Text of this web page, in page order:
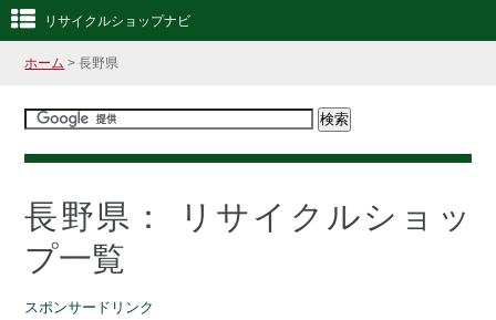
リサイクルショップナビ
ホーム > 長野県
長野県： リサイクルショッ
プ一覧
スポンサードリンク